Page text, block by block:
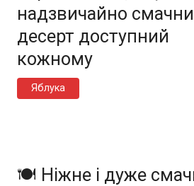
надзвичайно
десерт доступний
кожному
Яблука
🍽️ Ніжне і дуже